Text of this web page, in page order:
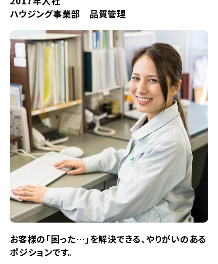
ハウジング事業部 品質管理
お客様の「困った…」を解決できる、やりがいのある
ポジションです。